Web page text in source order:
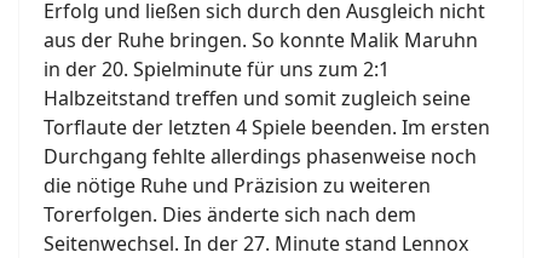
Erfolg und ließen sich durch den Ausgleich nicht
aus der Ruhe bringen. So konnte Malik Maruhn
in der 20. Spielminute für uns zum 2:1
Halbzeitstand treffen und somit zugleich seine
Torflaute der letzten 4 Spiele beenden. Im ersten
Durchgang fehlte allerdings phasenweise noch
die nötige Ruhe und Präzision zu weiteren
Torerfolgen. Dies änderte sich nach dem
Seitenwechsel. In der 27. Minute stand Lennox